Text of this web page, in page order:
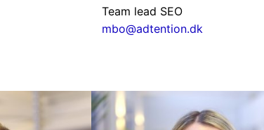
Team lead SEO
mbo@adtention.dk